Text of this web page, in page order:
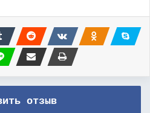
отзыв